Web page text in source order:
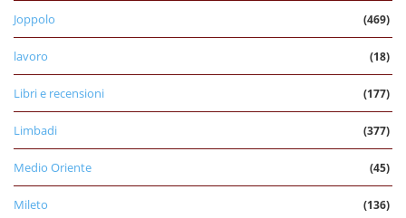
Joppolo (469)
lavoro (18)
Libri e recensioni (177)
Limbadi (377)
Medio Oriente (45)
Mileto (136)